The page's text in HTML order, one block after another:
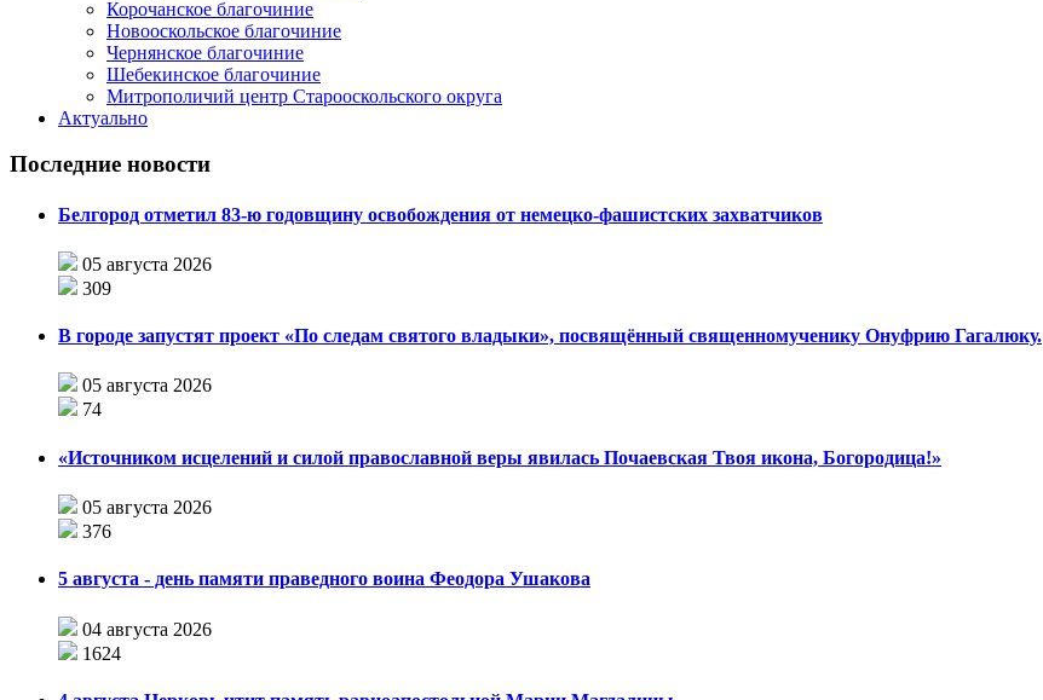
Корочанское благочиние
Новооскольское благочиние
Чернянское благочиние
Шебекинское благочиние
Митрополичий центр Старооскольского округа
Актуально
Последние новости
Белгород отметил 83-ю годовщину освобождения от немецко-фашистских захватчиков
05 августа 2026
309
В городе запустят проект «По следам святого владыки», посвящённый священномученику Онуфрию Гагалюку.
05 августа 2026
74
«Источником исцелений и силой православной веры явилась Почаевская Твоя икона, Богородица!»
05 августа 2026
376
5 августа - день памяти праведного воина Феодора Ушакова
04 августа 2026
1624